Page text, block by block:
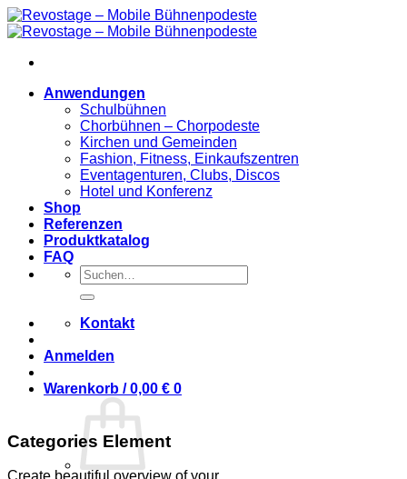
Zum
Inhalt
Anwendungen
Schulbühnen
Chorbühnen – Chorpodeste
Kirchen und Gemeinden
Fashion, Fitness, Einkaufszentren
Eventagenturen, Clubs, Discos
Hotel und Konferenz
Shop
Referenzen
Produktkatalog
FAQ
Suchen
nach:
Kontakt
Anmelden
Warenkorb /0,00 € 0
Categories Element